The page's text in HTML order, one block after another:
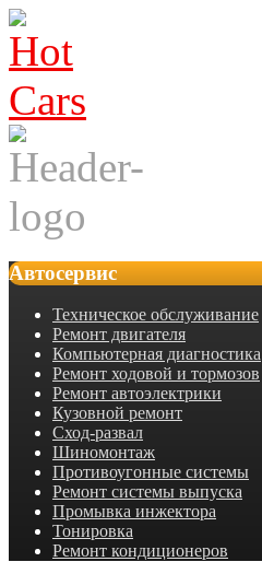
Автосервис
Техническое обслуживание
Ремонт двигателя
Компьютерная диагностика
Ремонт ходовой и тормозов
Ремонт автоэлектрики
Кузовной ремонт
Сход-развал
Шиномонтаж
Противоугонные системы
Ремонт системы выпуска
Промывка инжектора
Тонировка
Ремонт кондиционеров